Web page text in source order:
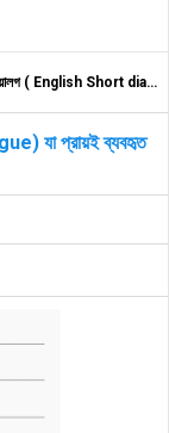
Short dialogue) যা প্রায়ই ব্যবহৃত হয়
যা প্রায়ই ব্যবহৃত